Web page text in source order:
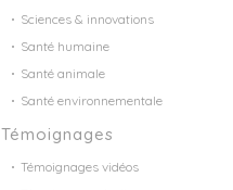
Sciences & innovations
Santé humaine
Santé animale
Santé environnementale
Témoignages
Témoignages vidéos